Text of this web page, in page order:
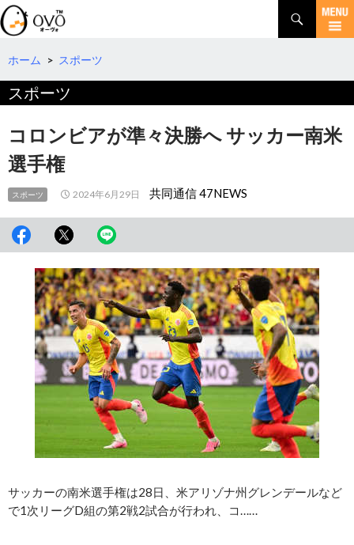
検
索
コ
テ
へ
ホーム > スポーツ
スポーツ
コロンビアが準々決勝へ サッカー南米
選手権
スポーツ 2024年6月29日 共同通信 47NEWS
サッカーの南米選手権は28日、米アリゾナ州グレンデールなど
で1次リーグD組の第2戦2試合が行われ、コ……